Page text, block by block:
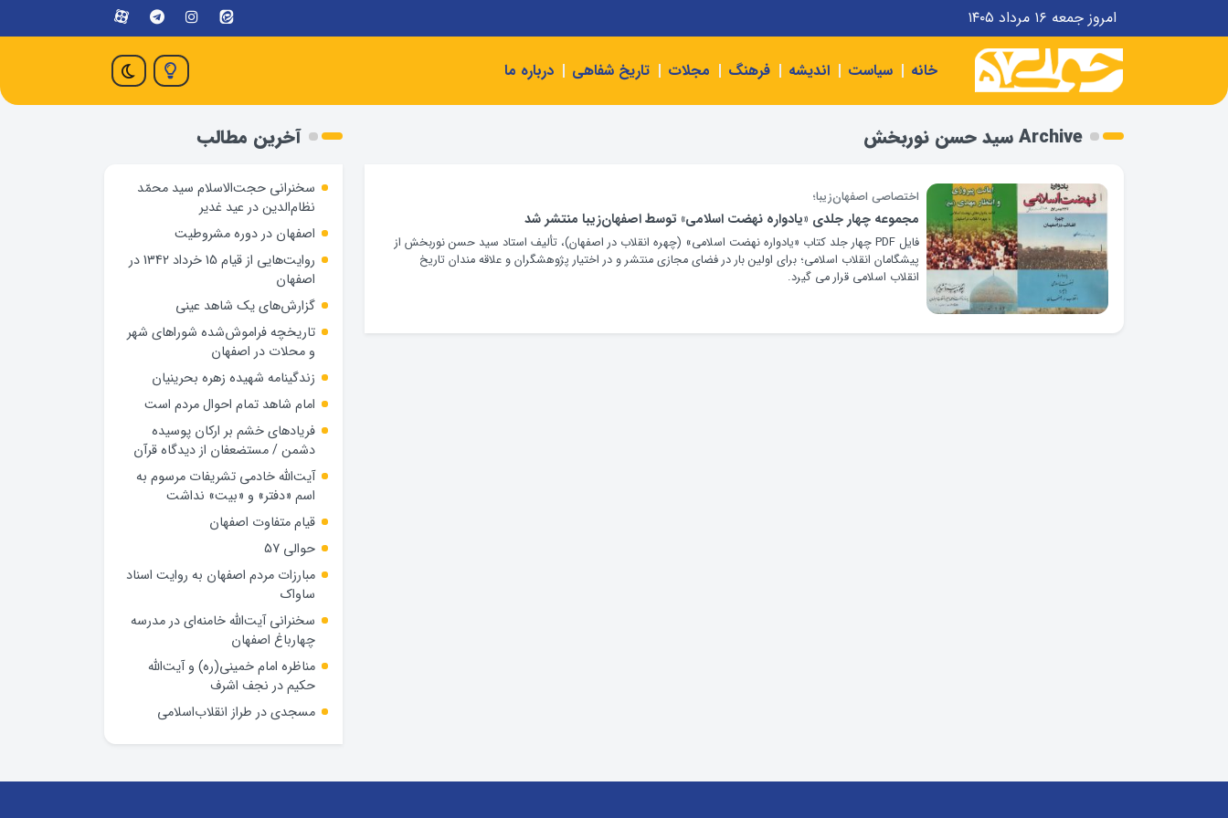
امروز جمعه ۱۶ مرداد ۱۴۰۵
خانه سیاست اندیشه فرهنگ مجلات تاریخ شفاهی درباره ما
Archive سید حسن نوربخش
اختصاصی اصفهان‌زیبا؛
مجموعه چهار جلدی «یادواره نهضت اسلامی» توسط اصفهان‌‎زیبا منتشر شد
فایل PDF چهار جلد کتاب «یادواره نهضت اسلامی» (چهره انقلاب در اصفهان)، تألیف استاد سید حسن نوربخش از
پیشگامان انقلاب اسلامی؛ برای اولین بار در فضای مجازی منتشر و در اختیار پژوهشگران و علاقه مندان تاریخ
انقلاب اسلامی قرار می گیرد.
آخرین مطالب
سخنرانی حجت‌الاسلام سید محمّد
نظام‌الدین در عید غدیر
اصفهان در دوره مشروطیت
روایت‌هایی از قیام 15 خرداد 1342 در
اصفهان
گزارش‌های یک شاهد عینی
تاریخچه فراموش‌شده شوراهای شهر
و محلات در اصفهان
زندگینامه شهيده زهره بحرينيان
امام شاهد تمام احوال مردم است
فریادهای خشم بر ارکان پوسیده
دشمن / مستضعفان از دیدگاه قرآن
آیت‌الله خادمی تشریفات مرسوم به
اسم «دفتر» و «بیت» نداشت
قیام متفاوت اصفهان
حوالی 57
مبارزات مردم اصفهان به روایت اسناد
ساواک
سخنرانی آیت‌الله خامنه‌ای در مدرسه
چهارباغ اصفهان
مناظره امام خمینی(ره) و آیت‌الله
حکیم در نجف اشرف
مسجدی در طراز انقلاب‌اسلامی